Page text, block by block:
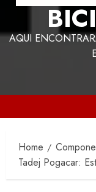
AQUI
Home
Tadej Pogacar: